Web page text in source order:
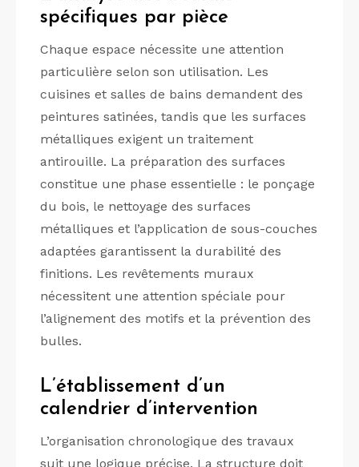
spécifiques par pièce
Chaque espace nécessite une attention
particulière selon son utilisation. Les
cuisines et salles de bains demandent des
peintures satinées, tandis que les surfaces
métalliques exigent un traitement
antirouille. La préparation des surfaces
constitue une phase essentielle : le ponçage
du bois, le nettoyage des surfaces
métalliques et l’application de sous-couches
adaptées garantissent la durabilité des
finitions. Les revêtements muraux
nécessitent une attention spéciale pour
l’alignement des motifs et la prévention des
bulles.
L’établissement d’un
calendrier d’intervention
L’organisation chronologique des travaux
suit une logique précise. La structure doit